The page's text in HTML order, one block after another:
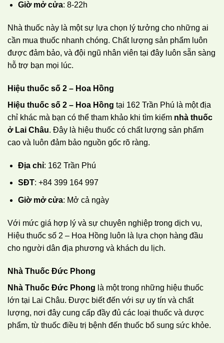
Giờ mở cửa: 8-22h
Nhà thuốc này là một sự lựa chọn lý tưởng cho những ai
cần mua thuốc nhanh chóng. Chất lượng sản phẩm luôn
được đảm bảo, và đội ngũ nhân viên tại đây luôn sẵn sàng
hỗ trợ bạn mọi lúc.
Hiệu thuốc số 2 – Hoa Hồng
Hiệu thuốc số 2 – Hoa Hồng tại 162 Trần Phú là một địa
chỉ khác mà bạn có thể tham khảo khi tìm kiếm nhà thuốc
ở Lai Châu. Đây là hiệu thuốc có chất lượng sản phẩm
cao và luôn đảm bảo nguồn gốc rõ ràng.
Địa chỉ: 162 Trần Phú
SĐT: +84 399 164 997
Giờ mở cửa: Mở cả ngày
Với mức giá hợp lý và sự chuyên nghiệp trong dịch vụ,
Hiệu thuốc số 2 – Hoa Hồng luôn là lựa chọn hàng đầu
cho người dân địa phương và khách du lịch.
Nhà Thuốc Đức Phong
Nhà Thuốc Đức Phong là một trong những hiệu thuốc
lớn tại Lai Châu. Được biết đến với sự uy tín và chất
lượng, nơi đây cung cấp đầy đủ các loại thuốc và dược
phẩm, từ thuốc điều trị bệnh đến thuốc bổ sung sức khỏe.